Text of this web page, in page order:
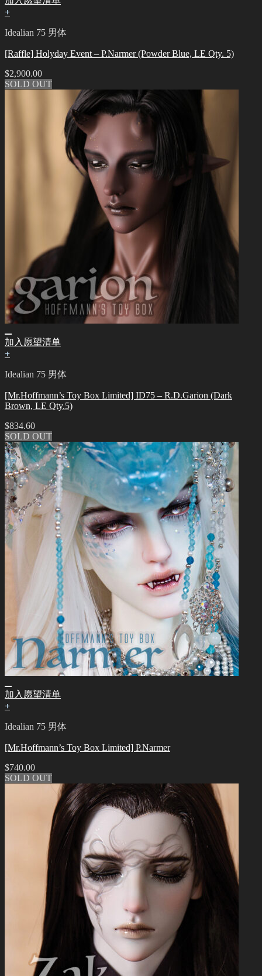
+
Idealian 75 男体
[Raffle] Holyday Event – P.Narmer (Powder Blue, LE Qty. 5)
$2,900.00
SOLD OUT
加入愿望清单
+
Idealian 75 男体
[Mr.Hoffmann’s Toy Box Limited] ID75 – R.D.Garion (Dark
Brown, LE Qty.5)
$834.60
SOLD OUT
加入愿望清单
+
Idealian 75 男体
[Mr.Hoffmann’s Toy Box Limited] P.Narmer
$740.00
SOLD OUT